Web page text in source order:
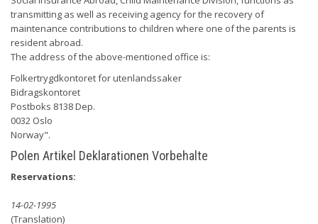
transmitting as well as receiving agency for the recovery of
maintenance contributions to children where one of the parents is
resident abroad.
The address of the above-mentioned office is:
Folkertrygdkontoret for utenlandssaker
Bidragskontoret
Postboks 8138 Dep.
0032 Oslo
Norway".
Polen Artikel Deklarationen Vorbehalte
Reservations:
14-02-1995
(Translation)